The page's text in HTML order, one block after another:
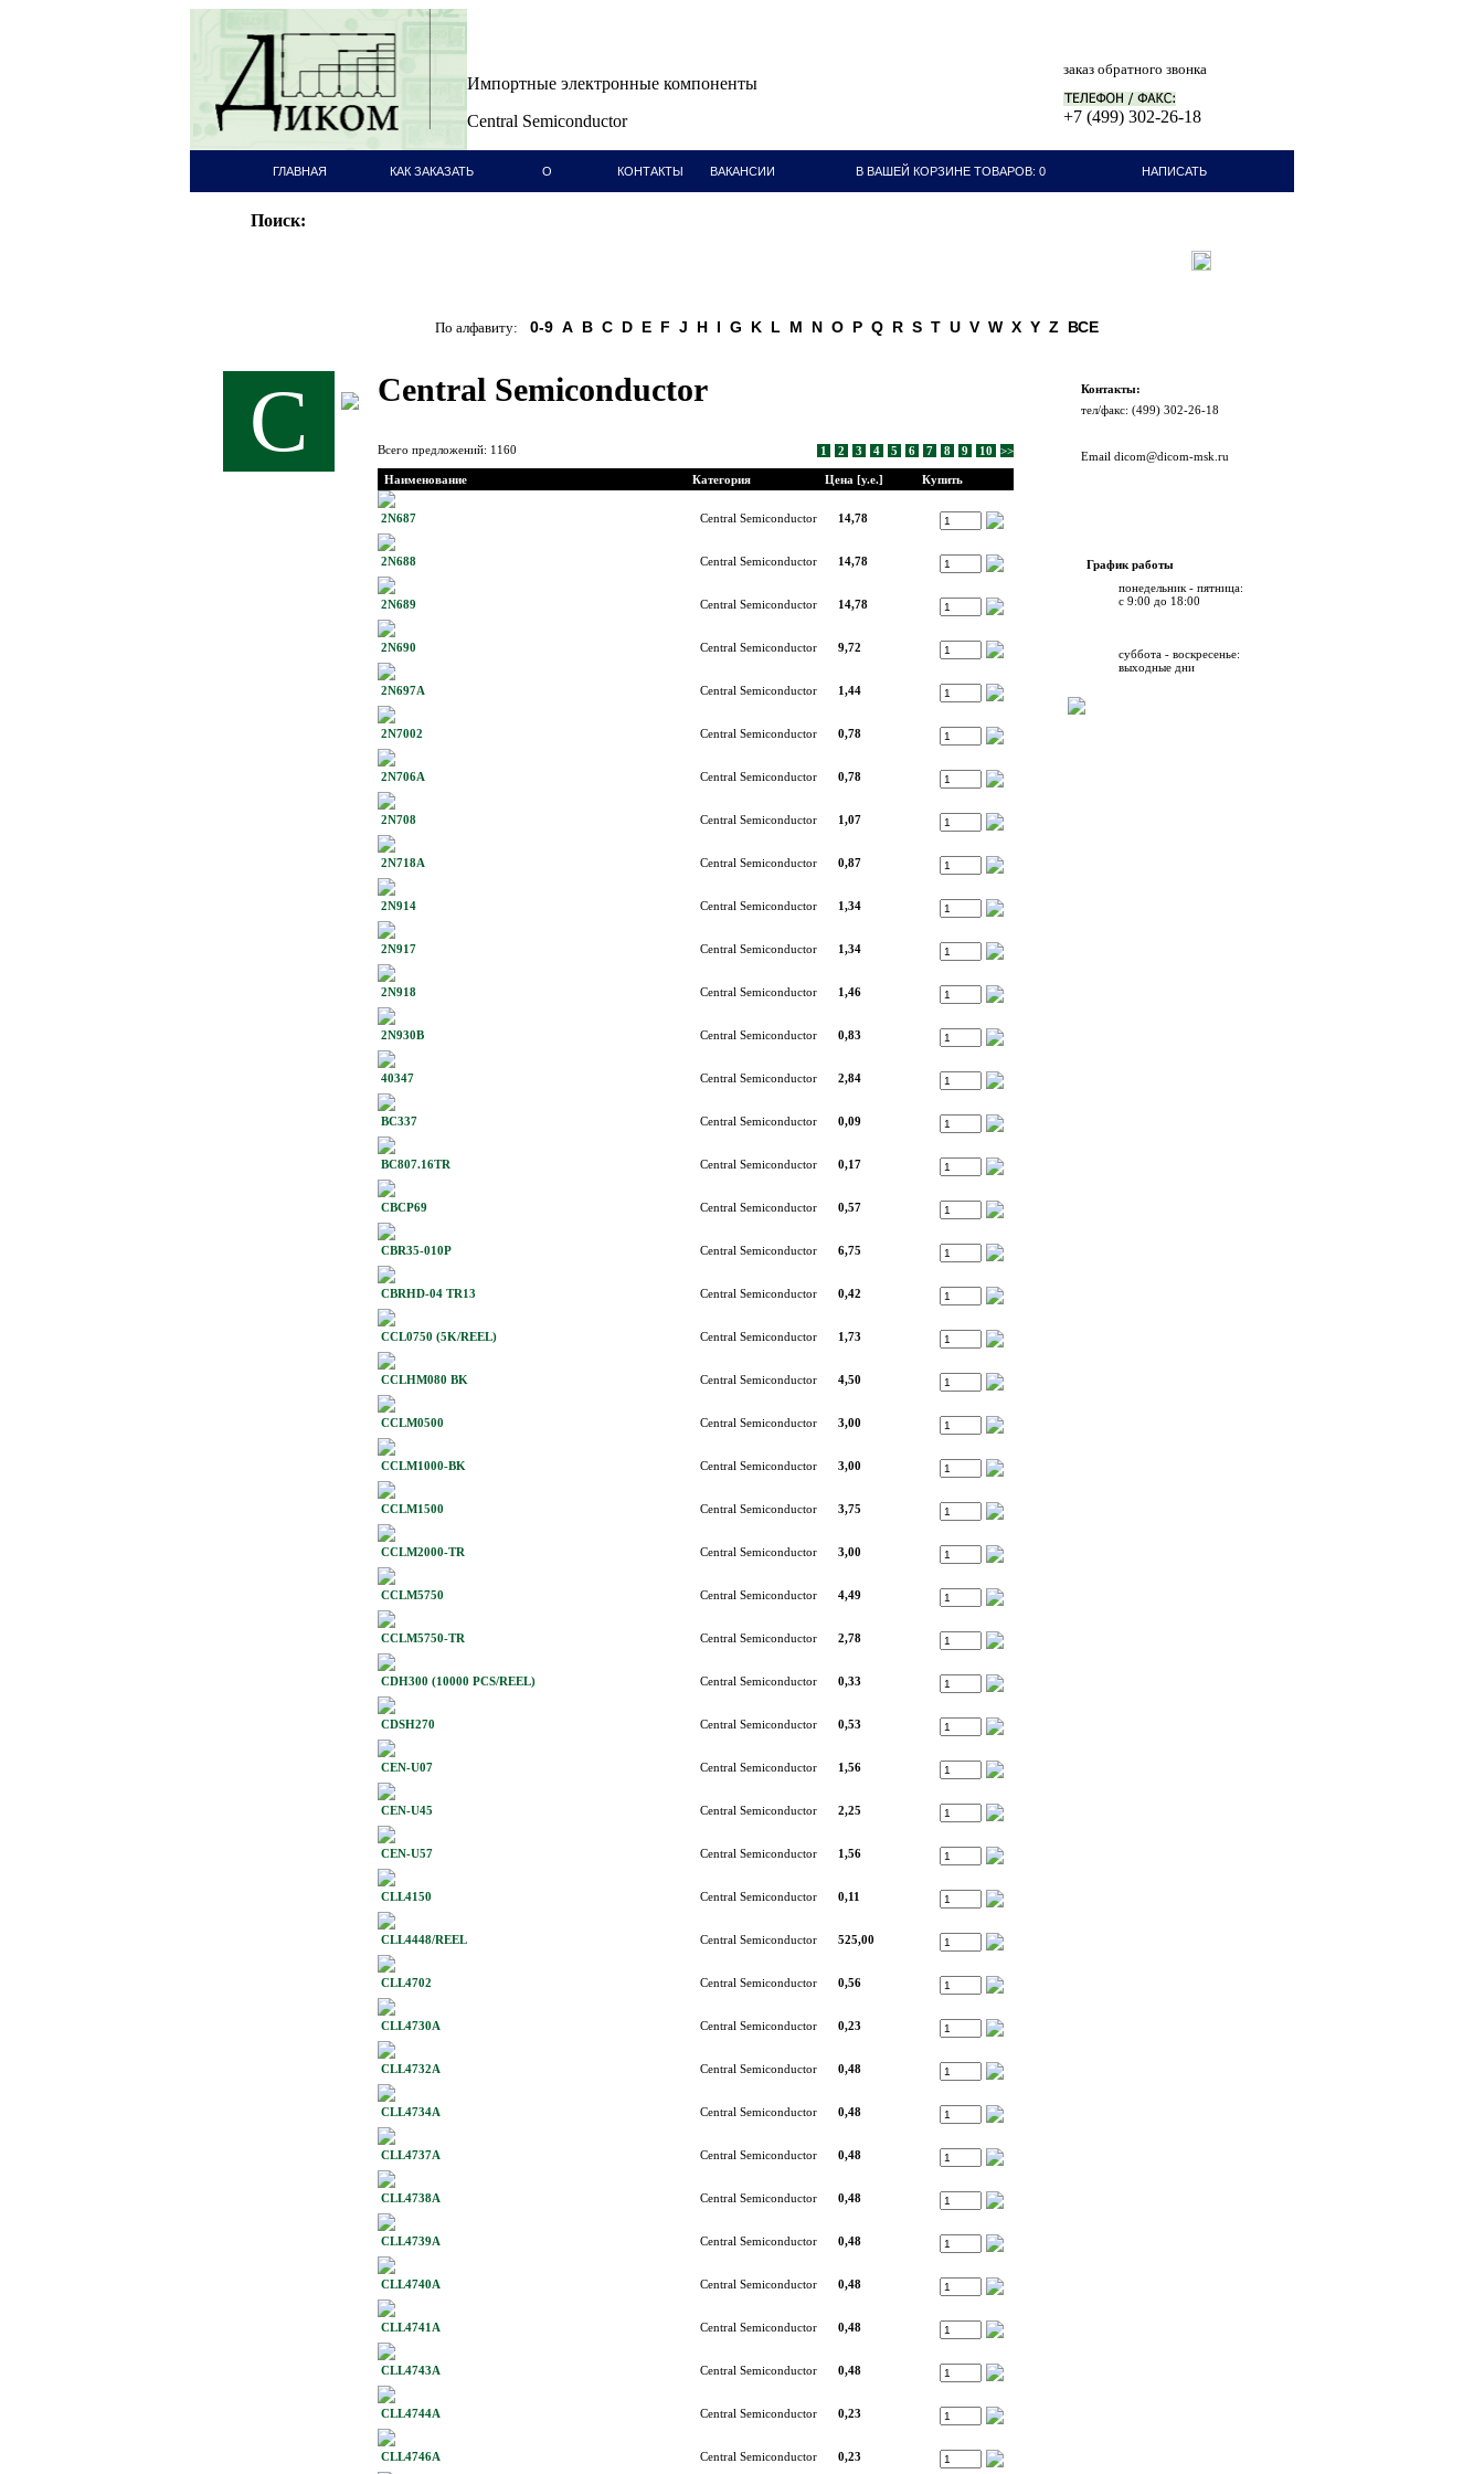
Импортные электронные компоненты
Central Semiconductor
заказ обратного звонка
+7 (499) 302-26-18
ГЛАВНАЯ КАК ЗАКАЗАТЬ О КОНТАКТЫ ВАКАНСИИ В ВАШЕЙ КОРЗИНЕ ТОВАРОВ: 0 НАПИСАТЬ
Поиск:
По алфавиту: 0-9 A B C D E F J H I G K L M N O P Q R S T U V W X Y Z ВСЕ
C Central Semiconductor
Всего предложений: 1160 1 2 3 4 5 6 7 8 9 10 >>
Наименование Категория Цена [у.е.] Купить
2N687 Central Semiconductor 14,78
2N688 Central Semiconductor 14,78
2N689 Central Semiconductor 14,78
2N690 Central Semiconductor 9,72
2N697A Central Semiconductor 1,44
2N7002 Central Semiconductor 0,78
2N706A Central Semiconductor 0,78
2N708 Central Semiconductor 1,07
2N718A Central Semiconductor 0,87
2N914 Central Semiconductor 1,34
2N917 Central Semiconductor 1,34
2N918 Central Semiconductor 1,46
2N930B Central Semiconductor 0,83
40347 Central Semiconductor 2,84
BC337 Central Semiconductor 0,09
BC807.16TR Central Semiconductor 0,17
CBCP69 Central Semiconductor 0,57
CBR35-010P Central Semiconductor 6,75
CBRHD-04 TR13 Central Semiconductor 0,42
CCL0750 (5K/REEL) Central Semiconductor 1,73
CCLHM080 BK Central Semiconductor 4,50
CCLM0500 Central Semiconductor 3,00
CCLM1000-BK Central Semiconductor 3,00
CCLM1500 Central Semiconductor 3,75
CCLM2000-TR Central Semiconductor 3,00
CCLM5750 Central Semiconductor 4,49
CCLM5750-TR Central Semiconductor 2,78
CDH300 (10000 PCS/REEL) Central Semiconductor 0,33
CDSH270 Central Semiconductor 0,53
CEN-U07 Central Semiconductor 1,56
CEN-U45 Central Semiconductor 2,25
CEN-U57 Central Semiconductor 1,56
CLL4150 Central Semiconductor 0,11
CLL4448/REEL Central Semiconductor 525,00
CLL4702 Central Semiconductor 0,56
CLL4730A Central Semiconductor 0,23
CLL4732A Central Semiconductor 0,48
CLL4734A Central Semiconductor 0,48
CLL4737A Central Semiconductor 0,48
CLL4738A Central Semiconductor 0,48
CLL4739A Central Semiconductor 0,48
CLL4740A Central Semiconductor 0,48
CLL4741A Central Semiconductor 0,48
CLL4743A Central Semiconductor 0,48
CLL4744A Central Semiconductor 0,23
CLL4746A Central Semiconductor 0,23
Контакты:
тел/факc: (499) 302-26-18
Email dicom@dicom-msk.ru
График работы
понедельник - пятница:
с 9:00 до 18:00
суббота - воскресенье:
выходные дни